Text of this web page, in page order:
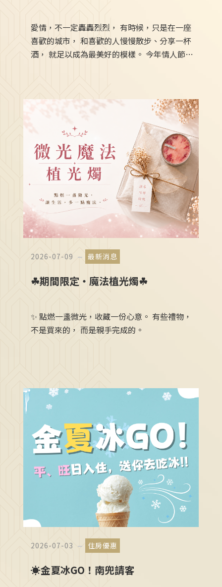
愛情，不一定轟轟烈烈， 有時候，只是在一座
喜歡的城市， 和喜歡的人慢慢散步、分享一杯
酒， 就足以成為最美好的模樣。 今年情人節，
2026-07-09 最新消息
☘期間限定・魔法植光燭☘
✨ 點燃一盞微光，收藏一份心意。 有些禮物，
不是買來的， 而是親手完成的。
2026-07-03 住房優惠
☀️金夏冰GO！南兜請客